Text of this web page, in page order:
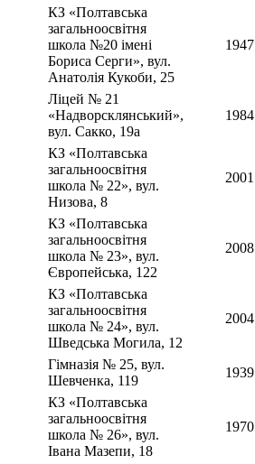
КЗ «Полтавська
загальноосвітня
школа №20 імені
Бориса Серги», вул.
Анатолія Кукоби, 25
1947
Ліцей № 21
«Надворсклянський»,
вул. Сакко, 19а
1984
КЗ «Полтавська
загальноосвітня
школа № 22», вул.
Низова, 8
2001
КЗ «Полтавська
загальноосвітня
школа № 23», вул.
Європейська, 122
2008
КЗ «Полтавська
загальноосвітня
школа № 24», вул.
Шведська Могила, 12
2004
Гімназія № 25, вул.
Шевченка, 119
1939
КЗ «Полтавська
загальноосвітня
школа № 26», вул.
Івана Мазепи, 18
1970